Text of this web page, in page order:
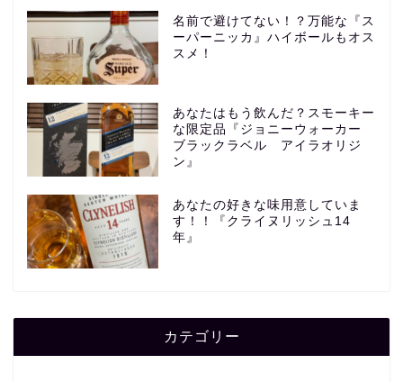
名前で避けてない！？万能な『ス
ーパーニッカ』ハイボールもオス
スメ！
あなたはもう飲んだ？スモーキー
な限定品『ジョニーウォーカー
ブラックラベル アイラオリジ
ン』
あなたの好きな味用意していま
す！！『クライヌリッシュ14
年』
カテゴリー